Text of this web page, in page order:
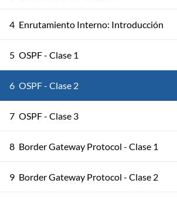
4 Enrutamiento Interno: Introducción
5 OSPF - Clase 1
6 OSPF - Clase 2
7 OSPF - Clase 3
8 Border Gateway Protocol - Clase 1
9 Border Gateway Protocol - Clase 2